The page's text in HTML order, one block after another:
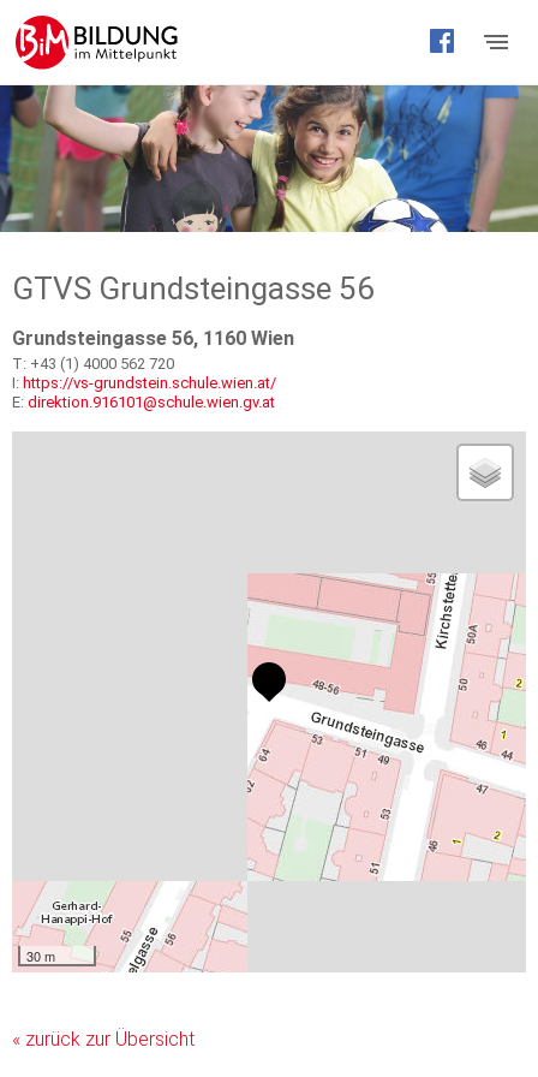
Barrierefreie
Bedienung
der
Webseite
GTVS Grundsteingasse 56
Grundsteingasse 56, 1160 Wien
T: +43 (1) 4000 562 720
I: https://vs-grundstein.schule.wien.at/
E: direktion.916101@schule.wien.gv.at
30 m
« zurück zur Übersicht